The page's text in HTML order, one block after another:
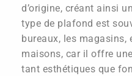
d’origine, créant ainsi
type de plafond est
bureaux, les magasins,
maisons, car il offre
tant esthétiques que